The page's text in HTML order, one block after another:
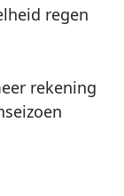
regen
rekening